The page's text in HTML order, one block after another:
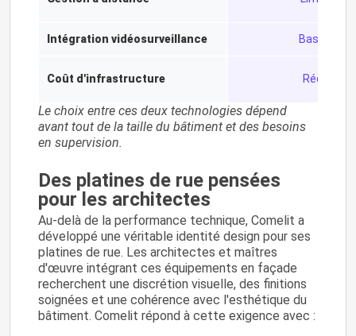
Intégration vidéosurveillance Basique
Coût d'infrastructure Réduit
Le choix entre ces deux technologies dépend
avant tout de la taille du bâtiment et des besoins
en supervision.
Des platines de rue pensées
pour les architectes
Au-delà de la performance technique, Comelit a
développé une véritable identité design pour ses
platines de rue. Les architectes et maîtres
d'œuvre intégrant ces équipements en façade
recherchent une discrétion visuelle, des finitions
soignées et une cohérence avec l'esthétique du
bâtiment. Comelit répond à cette exigence avec :